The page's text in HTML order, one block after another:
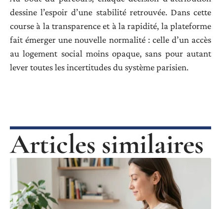
dessine l’espoir d’une stabilité retrouvée. Dans cette
course à la transparence et à la rapidité, la plateforme
fait émerger une nouvelle normalité : celle d’un accès
au logement social moins opaque, sans pour autant
lever toutes les incertitudes du système parisien.
Articles similaires